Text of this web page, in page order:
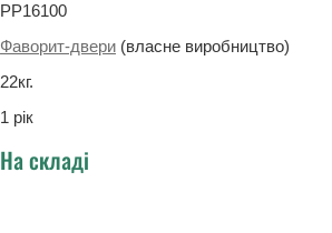
PP16100
Фаворит-двери (власне виробництво)
22кг.
1 рік
На складі